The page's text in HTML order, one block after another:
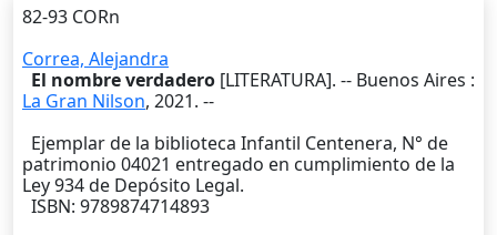
82-93 CORn
Correa, Alejandra
El nombre verdadero [LITERATURA]. -- Buenos Aires :
La Gran Nilson, 2021. --
Ejemplar de la biblioteca Infantil Centenera, N° de
patrimonio 04021 entregado en cumplimiento de la
Ley 934 de Depósito Legal.
ISBN: 9789874714893